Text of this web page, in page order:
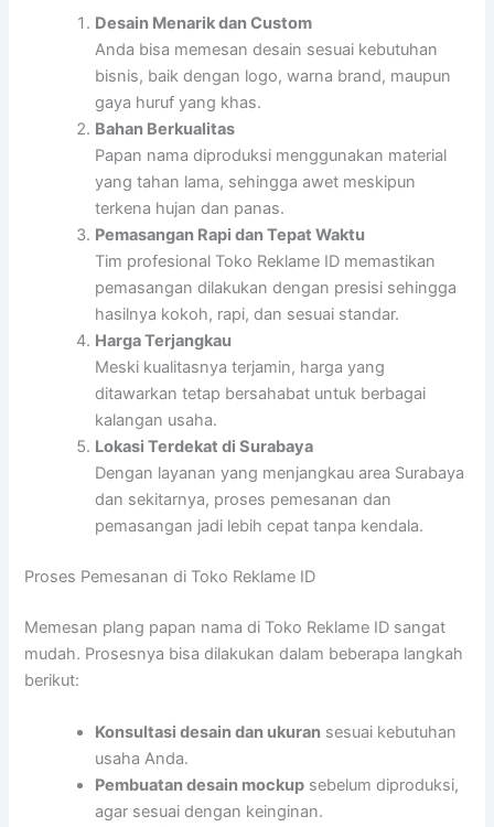
Desain Menarik dan Custom
Anda bisa memesan desain sesuai kebutuhan
bisnis, baik dengan logo, warna brand, maupun
gaya huruf yang khas.
Bahan Berkualitas
Papan nama diproduksi menggunakan material
yang tahan lama, sehingga awet meskipun
terkena hujan dan panas.
Pemasangan Rapi dan Tepat Waktu
Tim profesional Toko Reklame ID memastikan
pemasangan dilakukan dengan presisi sehingga
hasilnya kokoh, rapi, dan sesuai standar.
Harga Terjangkau
Meski kualitasnya terjamin, harga yang
ditawarkan tetap bersahabat untuk berbagai
kalangan usaha.
Lokasi Terdekat di Surabaya
Dengan layanan yang menjangkau area Surabaya
dan sekitarnya, proses pemesanan dan
pemasangan jadi lebih cepat tanpa kendala.
Proses Pemesanan di Toko Reklame ID
Memesan plang papan nama di Toko Reklame ID sangat
mudah. Prosesnya bisa dilakukan dalam beberapa langkah
berikut:
Konsultasi desain dan ukuran sesuai kebutuhan
usaha Anda.
Pembuatan desain mockup sebelum diproduksi,
agar sesuai dengan keinginan.